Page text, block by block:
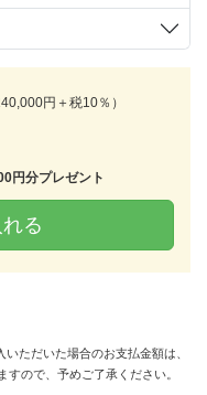
円＋税10％）
円分プレゼント
る
ただいた場合のお支払金額は、
ので、予めご了承ください。